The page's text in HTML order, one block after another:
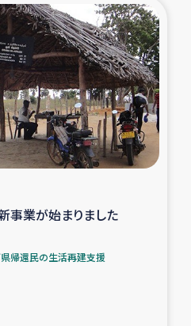
在宅被災者支援
援隊の活動
援・農業復興支援
復興支援
立支援事業
所づくり
事業が始まりました
県帰還民の生活再建支援